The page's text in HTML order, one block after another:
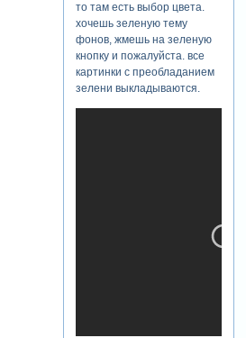
то там есть выбор цвета.
хочешь зеленую тему
фонов, жмешь на зеленую
кнопку и пожалуйста. все
картинки с преобладанием
зелени выкладываются.